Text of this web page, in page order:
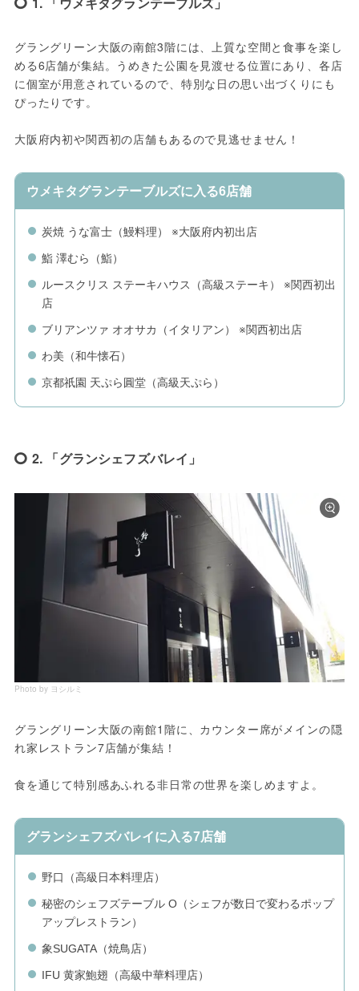
グラングリーン大阪の南館3階には、上質な空間と食事を楽し
める6店舗が集結。うめきた公園を見渡せる位置にあり、各店
に個室が用意されているので、特別な日の思い出づくりにも
ぴったりです。
大阪府内初や関西初の店舗もあるので見逃せません！
ウメキタグランテーブルズに入る6店舗
炭焼 うな富士（鰻料理） ※大阪府内初出店
鮨 澤むら（鮨）
ルースクリス ステーキハウス（高級ステーキ） ※関西初出
店
ブリアンツァ オオサカ（イタリアン） ※関西初出店
わ美（和牛懐石）
京都祇園 天ぷら圓堂（高級天ぷら）
2. 「グランシェフズバレイ」
Photo by ヨシルミ
グラングリーン大阪の南館1階に、カウンター席がメインの隠
れ家レストラン7店舗が集結！
食を通じて特別感あふれる非日常の世界を楽しめますよ。
グランシェフズバレイに入る7店舗
野口（高級日本料理店）
秘密のシェフズテーブル O（シェフが数日で変わるポップ
アップレストラン）
象SUGATA（焼鳥店）
IFU 黄家鮑翅（高級中華料理店）